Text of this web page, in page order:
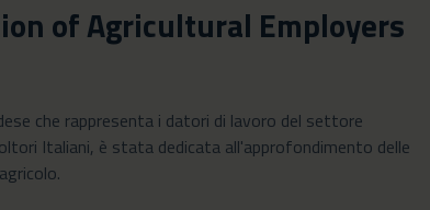
of Agricultural Employers
che rappresenta i datori di lavoro del settore
Italiani, è stata dedicata all'approfondimento delle